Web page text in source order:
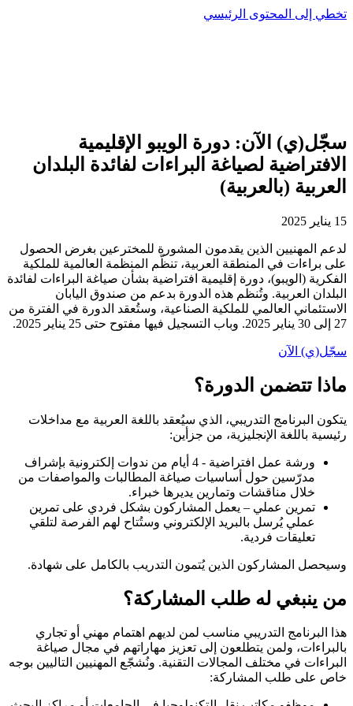
تخطي إلى المحتوى الرئيسي
سجّل(ي) الآن: دورة الويبو الإقليمية
الافتراضية لصياغة البراءات لفائدة البلدان
العربية (بالعربية)
15 يناير 2025
لدعم المهنيين الذين يقدمون المشورة للمخترعين بغرض الحصول
على براءات في المنطقة العربية، تنظّم المنظمة العالمية للملكية
الفكرية (الويبو)، دورة إقليمية افتراضية بشأن صياغة البراءات لفائدة
البلدان العربية. وتُنظم هذه الدورة بدعم من صندوق اليابان
الاستئماني العالمي للملكية الصناعية، وستُعقد الدورة في الفترة من
27 إلى 30 يناير 2025. وباب التسجيل فيها مفتوح حتى 25 يناير 2025.
سجّل(ي) الآن
ماذا تتضمن الدورة؟
يتكون البرنامج التدريبي، الذي سيُعقد باللغة العربية مع مداخلات
رئيسية باللغة الإنجليزية، من جزأين:
ورشة عمل افتراضية - 4 أيام من ندوات إلكترونية بإشراف
مدرّسين حول أساسيات صياغة المطالبات والمواصفات من
خلال مناقشات وتمارين يديرها خبراء.
تمرين عملي – يعمل المشاركون بشكل فردي على تمرين
عملي يُرسل بالبريد الإلكتروني وستُتاح لهم الفرصة لتلقي
تعليقات فردية.
وسيحصل المشاركون الذين يُتمون التدريب بالكامل على شهادة.
من ينبغي له طلب المشاركة؟
هذا البرنامج التدريبي مناسب لمن لديهم اهتمام مهني أو تجاري
بالبراءات، ولمن يتطلعون إلى تعزيز مهاراتهم في مجال صياغة
البراءات في مختلف المجالات التقنية. ونُشجّع المهنيين التاليين بوجه
خاص على طلب المشاركة: